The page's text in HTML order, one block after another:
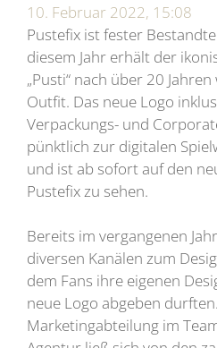
10. Februar 2022, 15:08
Pustefix ist fester
diesem Jahr erhält der
„Pusti“ nach über 20
Outfit. Das neue Logo
Verpackungs- und
pünktlich zur digitalen
und ist ab sofort auf den
Pustefix zu sehen.
Bereits im vergangenen
diversen Kanälen zum
dem Fans ihre eigenen
neue Logo abgeben
Marketingabteilung im